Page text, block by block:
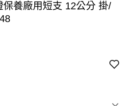
保養廠用短支 12公分 掛/